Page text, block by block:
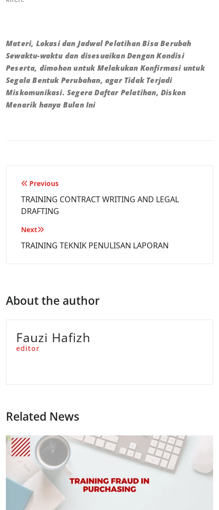
Materi, Lokasi dan Jadwal Pelatihan Bisa Berubah
Sewaktu-waktu dan disesuaikan Dengan Kondisi
Peserta, dimohon untuk Melakukan Konfirmasi untuk
Segala Bentuk Perubahan, agar Tidak Terjadi
Miskomunikasi. Segera Daftar Pelatihan, Diskon
Menarik hanya Bulan Ini
Previous
TRAINING CONTRACT WRITING AND LEGAL
DRAFTING
Next
TRAINING TEKNIK PENULISAN LAPORAN
About the author
Fauzi Hafizh
editor
Related News